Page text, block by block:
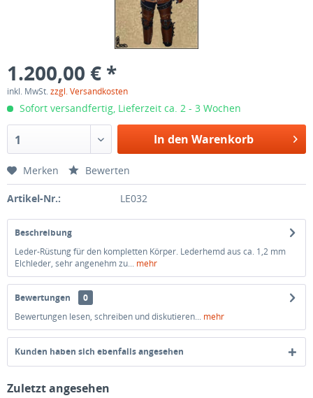
1.200,00 € *
inkl. MwSt.zzgl. Versandkosten
Sofort versandfertig, Lieferzeit ca. 2 - 3 Wochen
1 In den Warenkorb
Merken Bewerten
Artikel-Nr.: LE032
Beschreibung
Leder-Rüstung für den kompletten Körper. Lederhemd aus ca. 1,2 mm
Elchleder, sehr angenehm zu... mehr
Bewertungen
0
Bewertungen lesen, schreiben und diskutieren... mehr
Kunden haben sich ebenfalls angesehen
Zuletzt angesehen